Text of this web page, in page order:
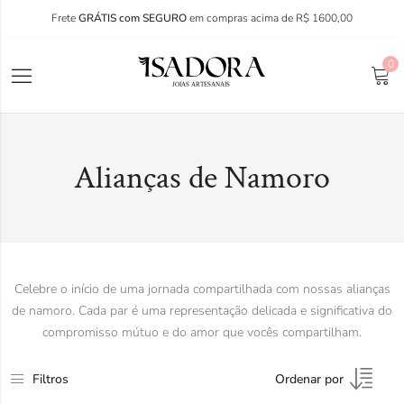
FreteGRÁTIS com SEGUROem compras acima de R$ 1600,00
0
Alianças de Namoro
Celebre o início de uma jornada compartilhada com nossas alianças
de namoro. Cada par é uma representação delicada e significativa do
compromisso mútuo e do amor que vocês compartilham.
Filtros Ordenar por